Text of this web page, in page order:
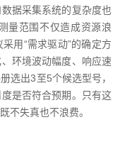
据采集系统的复杂度也
量范围不仅造成资源浪
用“需求驱动”的确定方
环境波动幅度、响应速
选出3至5个候选型号，
是否符合预期。只有这
不失真也不浪费。